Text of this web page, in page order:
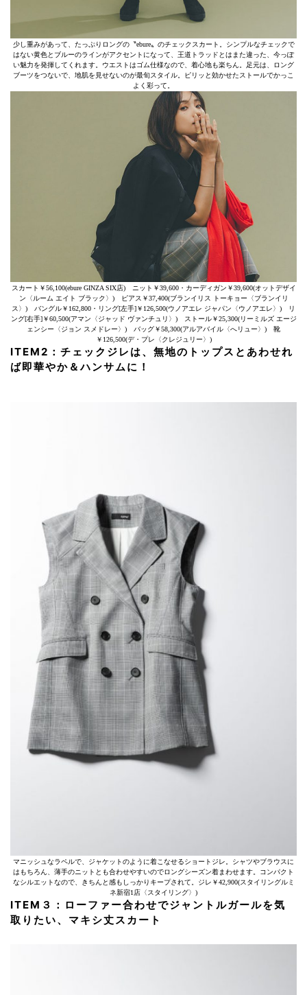
少し重みがあって、たっぷりロングの〝ebure〟のチェックスカート。シンプルなチェックで
はない黄色とブルーのラインがアクセントになって、王道トラッドとはまた違った、今っぽ
い魅力を発揮してくれます。ウエストはゴム仕様なので、着心地も楽ちん。足元は、ロング
ブーツをつないで、地肌を見せないのが最旬スタイル。ピリッと効かせたストールでかっこ
よく彩って。
スカート￥56,100(ebure GINZA SIX店) ニット￥39,600・カーディガン￥39,600(オットデザイ
ン〈ルーム エイト ブラック〉) ピアス￥37,400(ブランイリス トーキョー〈ブランイリ
ス〉) バングル￥162,800・リング[左手]￥126,500(ウノアエレ ジャパン〈ウノアエレ〉) リ
ング[右手]￥60,500(アマン〈ジャッド ヴァンチュリ〉) ストール￥25,300(リーミルズ エージ
ェンシー〈ジョン スメドレー〉) バッグ￥58,300(アルアバイル〈へリュー〉) 靴
￥126,500(デ・プレ〈クレジュリー〉)
ITEM2：チェックジレは、無地のトップスとあわせれ
ば即華やか＆ハンサムに！
マニッシュなラペルで、ジャケットのように着こなせるショートジレ。シャツやブラウスに
はもちろん、薄手のニットとも合わせやすいのでロングシーズン着まわせます。コンパクト
なシルエットなので、きちんと感もしっかりキープされて。ジレ￥42,900(スタイリングルミ
ネ新宿1店〈スタイリング〉)
ITEM３：ローファー合わせでジャントルガールを気
取りたい、マキシ丈スカート